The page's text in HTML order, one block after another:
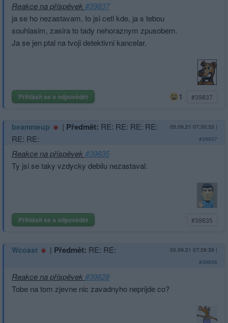
Reakce na příspěvek#39837
ja se ho nezastavam, to jsi cetl kde, ja s tebou
souhlasim, zasira to tady nehoraznym zpusobem.
Ja se jen ptal na tvoji detektivni kancelar.
Přihlásit se a odpovědět 1 #39837
beammeup | Předmět: RE: RE: RE: RE:
RE: RE:
05.09.21 07:30:33 |
#39837
Reakce na příspěvek#39835
Ty jsi se taky vzdycky debilu nezastaval.
Přihlásit se a odpovědět #39835
Wcoast | Předmět: RE: RE: 05.09.21 07:28:39 |
#39836
Reakce na příspěvek#39828
Tobe na tom zjevne nic zavadnyho neprijde co?